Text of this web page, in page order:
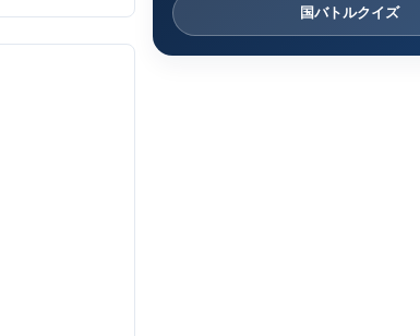
国バトルクイズ